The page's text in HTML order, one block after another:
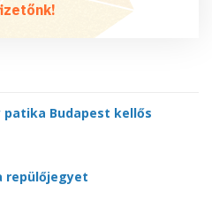
patika Budapest kellős
repülőjegyet